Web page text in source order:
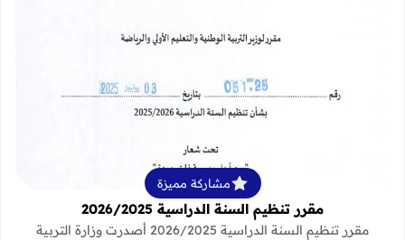
قراءة المزيد عن مقرر تنظيم السنة الدراسية
مشاركة مميزة
مقرر تنظيم السنة الدراسية 2026/2025
مقرر تنظيم السنة الدراسية 2026/2025 أصدرت وزارة التربية